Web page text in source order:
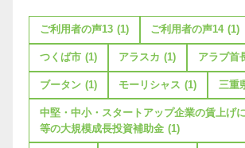
ご利用者の声13 (1) ご利用者の声14 (1)
つくば市 (1) アラスカ (1) アラブ首
ブータン (1) モーリシャス (1) 三重
中堅・中小・スタートアップ企業の賃上げ
等の大規模成長投資補助金 (1)